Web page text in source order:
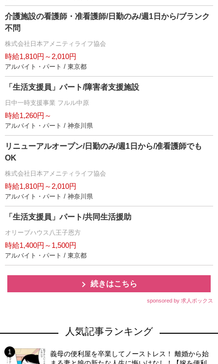
介護施設の看護師・准看護師/日勤のみ/週1日から/ブランク
不問
株式会社日本アメニティライフ協会
時給1,810円～2,010円
アルバイト・パート / 東京都
「生活支援員」パート/障害者支援施設
日中一時支援事業 フルル中原
時給1,260円～
アルバイト・パート / 神奈川県
リニューアルオープン/日勤のみ/週1日から/准看護師でも
OK
株式会社日本アメニティライフ協会
時給1,810円～2,010円
アルバイト・パート / 神奈川県
「生活支援員」パート/共同生活援助
オリーブハウス八王子恩方
時給1,400円～1,500円
アルバイト・パート / 東京都
続きはこちら
sponsored by 求人ボックス
人気記事ランキング
義母の便利屋を卒業してノーストレス！ 離婚から始